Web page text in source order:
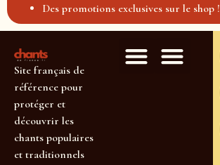
Des promotions exclusives sur le shop !
Site français de
référence pour
protéger et
découvrir les
chants populaires
et traditionnels